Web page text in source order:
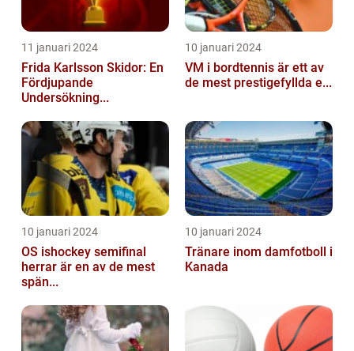
11 januari 2024
Frida Karlsson Skidor: En
Fördjupande
Undersökning...
10 januari 2024
VM i bordtennis är ett av
de mest prestigefyllda e...
10 januari 2024
OS ishockey semifinal
herrar är en av de mest
spän...
10 januari 2024
Tränare inom damfotboll i
Kanada